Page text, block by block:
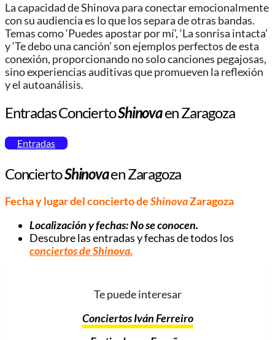
La capacidad de Shinova para conectar emocionalmente
con su audiencia es lo que los separa de otras bandas.
Temas como ‘Puedes apostar por mí’, ‘La sonrisa intacta’
y ‘Te debo una canción’ son ejemplos perfectos de esta
conexión, proporcionando no solo canciones pegajosas,
sino experiencias auditivas que promueven la reflexión
y el autoanálisis.
Entradas ConciertoShinovaen Zaragoza
Entradas
ConciertoShinovaen Zaragoza
Fecha y lugar del concierto deShinovaZaragoza
Localización y fechas: No se conocen.
Descubre las entradas y fechas de todos los
conciertos deShinova.
Te puede interesar
Conciertos Iván Ferreiro